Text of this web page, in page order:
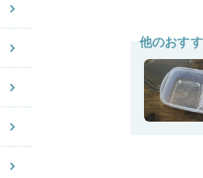
他のおす